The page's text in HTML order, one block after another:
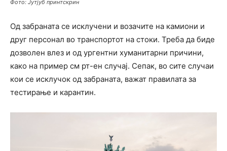
Фото: Јутјуб принтскрин
Од забраната се исклучени и возачите на камиони и
друг персонал во транспортот на стоки. Треба да биде
дозволен влез и од ургентни хуманитарни причини,
како на пример см рт-ен случај. Сепак, во сите случаи
кои се исклучок од забраната, важат правилата за
тестирање и карантин.